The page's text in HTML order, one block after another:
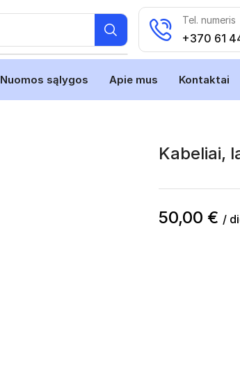
Tel. numeris
+370 61
Nuomos sąlygos Apie mus Kontaktai
Kabeliai,
50,00 € /